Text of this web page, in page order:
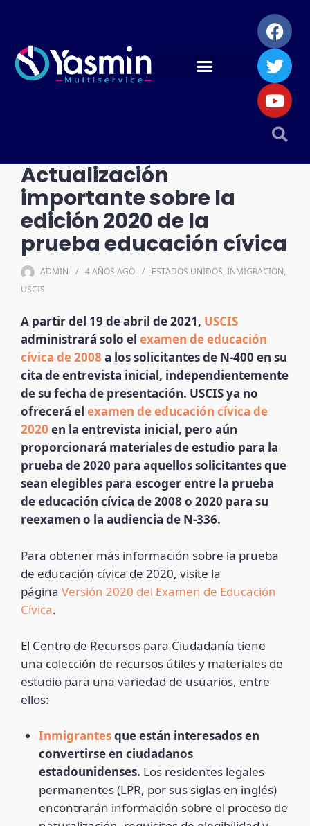
Actualización
importante sobre la
edición 2020 de la
prueba educación cívica
ADMIN 4 AÑOS AGO ESTADOS UNIDOS, INMIGRACION,
USCIS
A partir del 19 de abril de 2021, USCIS
administrará solo el examen de educación
cívica de 2008 a los solicitantes de N-400 en su
cita de entrevista inicial, independientemente
de su fecha de presentación. USCIS ya no
ofrecerá el examen de educación cívica de
2020 en la entrevista inicial, pero aún
proporcionará materiales de estudio para la
prueba de 2020 para aquellos solicitantes que
sean elegibles para escoger entre la prueba
de educación cívica de 2008 o 2020 para su
reexamen o la audiencia de N-336.
Para obtener más información sobre la prueba
de educación cívica de 2020, visite la
página Versión 2020 del Examen de Educación
Cívica.
El Centro de Recursos para Ciudadanía tiene
una colección de recursos útiles y materiales de
estudio para una variedad de usuarios, entre
ellos:
Inmigrantesque están interesados en
convertirse en ciudadanos
estadounidenses. Los residentes legales
permanentes (LPR, por sus siglas en inglés)
encontrarán información sobre el proceso de